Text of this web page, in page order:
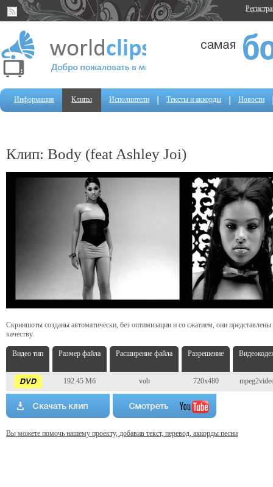
Информация Клипы Исполнители Тексты и аккорды Новости
Клип: Body (feat Ashley Joi)
Скриншоты созданы автоматически, без оптимизации и со сжатием, они
качеству.
Видео тип Размер файла Расширение файла Разрешение
192.45 Мб vob 720x480
Вы можете помочь нашему проекту, добавив текст, перевод, аккорды песни